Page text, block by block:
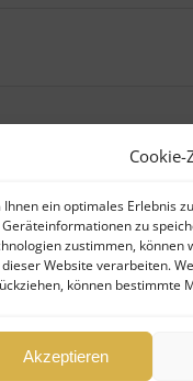
Ihnen ein optimales Erlebnis
zu
zustimmen, können
Website verarbeiten.
können bestimmte
Akzeptieren
uns vom
werden.